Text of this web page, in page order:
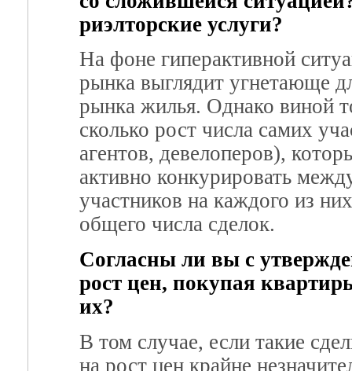
риэлторские услуги?
На фоне гиперактивной
рынка выглядит угнетающе
рынка жилья. Однако виной
сколько рост числа самих
агентов, девелоперов),
активно конкурировать
участников на каждого из
общего числа сделок.
Согласны ли вы с
рост цен, покупая
их?
В том случае, если такие
на рост цен крайне